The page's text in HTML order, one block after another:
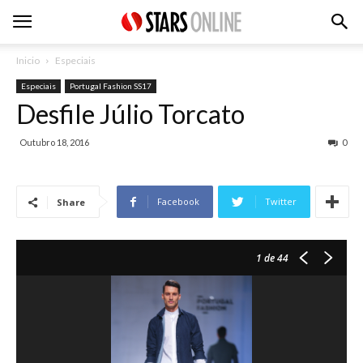
Inicio Especiais
Especiais Portugal Fashion SS17
Desfile Júlio Torcato
Outubro 18, 2016 0
Share Facebook Twitter
1 de 44